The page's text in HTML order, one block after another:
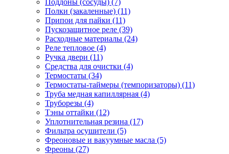
Поддоны (сосуды) (7)
Полки (закаленные) (11)
Припои для пайки (11)
Пускозащитное реле (39)
Расходные материалы (24)
Реле тепловое (4)
Ручка двери (11)
Средства для очистки (4)
Термостаты (34)
Термостаты-таймеры (темпоризаторы) (11)
Труба медная капиллярная (4)
Труборезы (4)
Тэны оттайки (12)
Уплотнительная резина (17)
Фильтра осушители (5)
Фреоновые и вакуумные масла (5)
Фреоны (27)